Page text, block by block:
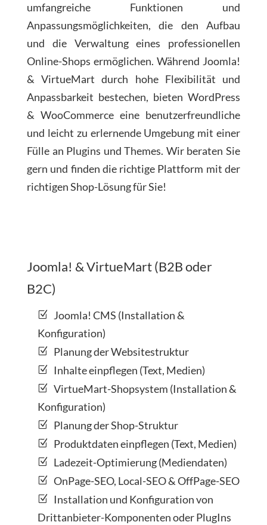
umfangreiche Funktionen und
Anpassungsmöglichkeiten, die den Aufbau
und die Verwaltung eines professionellen
Online-Shops ermöglichen. Während Joomla!
& VirtueMart durch hohe Flexibilität und
Anpassbarkeit bestechen, bieten WordPress
& WooCommerce eine benutzerfreundliche
und leicht zu erlernende Umgebung mit einer
Fülle an Plugins und Themes. Wir beraten Sie
gern und finden die richtige Plattform mit der
richtigen Shop-Lösung für Sie!
Joomla! & VirtueMart (B2B oder
B2C)
Joomla! CMS (Installation &
Konfiguration)
Planung der Websitestruktur
Inhalte einpflegen (Text, Medien)
VirtueMart-Shopsystem (Installation &
Konfiguration)
Planung der Shop-Struktur
Produktdaten einpflegen (Text, Medien)
Ladezeit-Optimierung (Mediendaten)
OnPage-SEO, Local-SEO & OffPage-SEO
Installation und Konfiguration von
Drittanbieter-Komponenten oder PlugIns